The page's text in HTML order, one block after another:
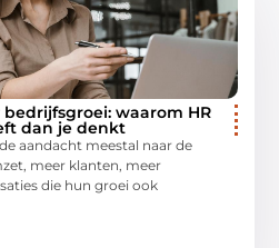
waarom HR
dan je denkt
aandacht meestal naar de
meer klanten, meer
die hun groei ook